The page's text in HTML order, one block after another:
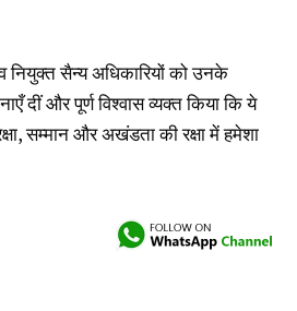
नियुक्त सैन्य अधिकारियों को उनके
दीं और पूर्ण विश्वास व्यक्त किया कि ये
सम्मान और अखंडता की रक्षा में हमेशा